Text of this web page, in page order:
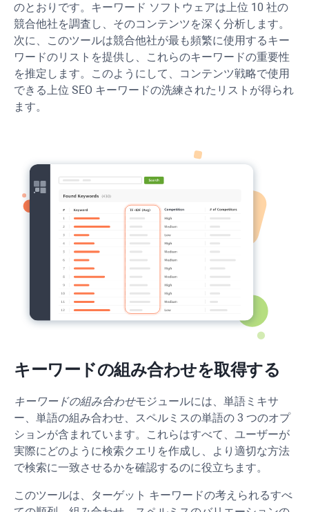
のとおりです。キーワード ソフトウェアは上位 10 社の
競合他社を調査し、そのコンテンツを深く分析します。
次に、このツールは競合他社が最も頻繁に使用するキー
ワードのリストを提供し、これらのキーワードの重要性
を推定します。このようにして、コンテンツ戦略で使用
できる上位 SEO キーワードの洗練されたリストが得られ
ます。
キーワードの組み合わせを取得する
キーワードの組み合わせモジュールには、単語ミキサ
ー、単語の組み合わせ、スペルミスの単語の 3 つのオプ
ションが含まれています。これらはすべて、ユーザーが
実際にどのように検索クエリを作成し、より適切な方法
で検索に一致させるかを確認するのに役立ちます。
このツールは、ターゲット キーワードの考えられるすべ